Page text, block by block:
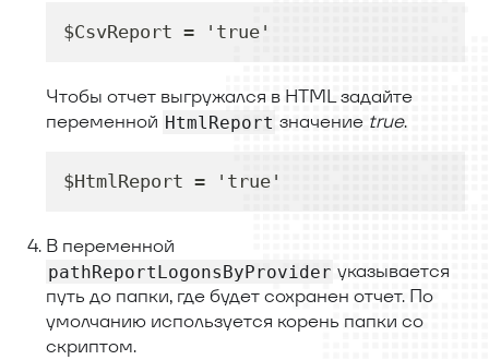
$CsvReport = 'true'
Чтобы отчет выгружался в HTML задайте
переменной HtmlReport значение true.
$HtmlReport = 'true'
В переменной
pathReportLogonsByProvider указывается
путь до папки, где будет сохранен отчет. По
умолчанию используется корень папки со
скриптом.